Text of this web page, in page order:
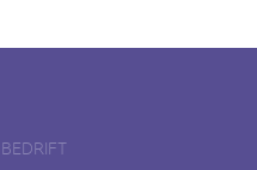
BEDRIFT